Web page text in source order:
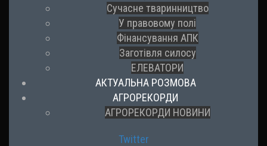
Сучасне тваринництво
У правовому полі
Фінансування АПК
Заготівля силосу
ЕЛЕВАТОРИ
АКТУАЛЬНА РОЗМОВА
АГРОРЕКОРДИ
АГРОРЕКОРДИ НОВИНИ
Twitter